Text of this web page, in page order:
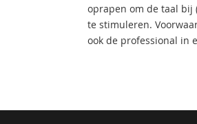
oprapen om de taal bij
te stimuleren.
ook de professional in